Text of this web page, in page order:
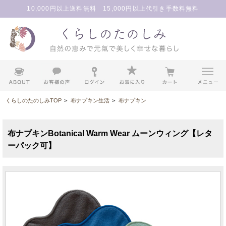
10,000円以上送料無料 15,000円以上代引き手数料無料
くらしのたのしみTOP > 布ナプキン生活 > 布ナプキン
布ナプキンBotanical Warm Wear ムーンウィング【レタ
ーパック可】